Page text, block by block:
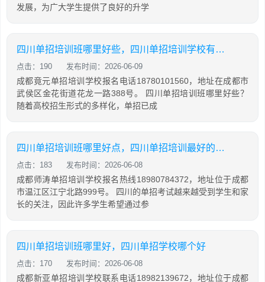
发展，为广大学生提供了良好的升学
四川单招培训班哪里好些，四川单招培训学校有哪些
点击：190 发布时间：2026-06-09
成都竟元单招培训学校报名电话18780101560，地址在成都市
武侯区金花街道花龙一路388号。 四川单招培训班哪里好些？
随着高校招生形式的多样化，单招已成
四川单招培训班哪里好点，四川单招培训最好的学校
点击：183 发布时间：2026-06-08
成都师涛单招培训学校报名热线18980784372，地址位于成都
市温江区江宁北路999号。 四川的单招考试越来越受到学生和家
长的关注，因此许多学生希望通过参
四川单招培训班哪里好，四川单招学校哪个好
点击：170 发布时间：2026-06-08
成都新亚单招培训学校联系电话18982139672，地址位于成都